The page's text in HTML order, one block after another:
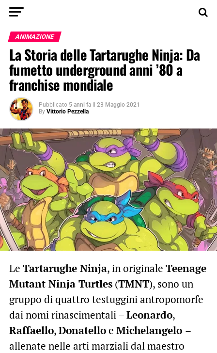
ANIMAZIONE
La Storia delle Tartarughe Ninja: Da
fumetto underground anni ’80 a
franchise mondiale
Pubblicato 5 anni fa il 23 Maggio 2021
By Vittorio Pezzella
Le Tartarughe Ninja, in originale Teenage
Mutant Ninja Turtles(TMNT), sono un
gruppo di quattro testuggini antropomorfe
dai nomi rinascimentali –Leonardo,
Raffaello,Donatelloe Michelangelo –
allenate nelle arti marziali dal maestro